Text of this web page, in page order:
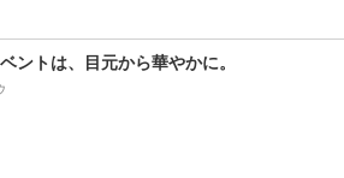
ントは、目元から華やかに。